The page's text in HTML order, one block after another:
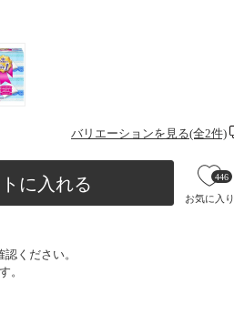
バリエーションを見る(全2件)
に入れる
お気に入り
446
認ください。
。